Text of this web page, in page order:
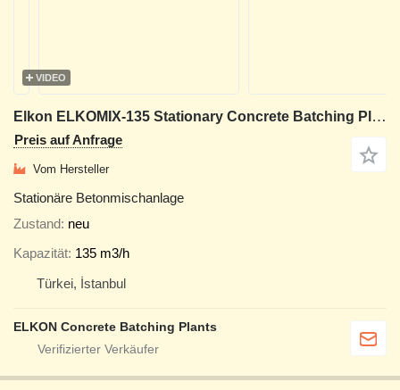
VIDEO
Elkon ELKOMIX-135 Stationary Concrete Batching Plant
Preis auf Anfrage
Vom Hersteller
Stationäre Betonmischanlage
Zustand neu
Kapazität 135 m3/h
Türkei, İstanbul
ELKON Concrete Batching Plants